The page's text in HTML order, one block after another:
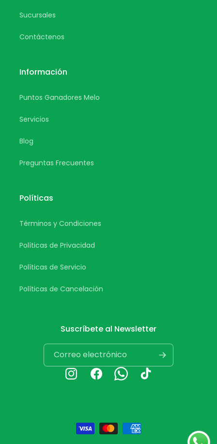
Sucursales
Contáctenos
Información
Puntos Ganadores Melo
Servicios
Blog
Preguntas Frecuentes
Políticas
Términos y Condiciones
Políticas de Privacidad
Políticas de Servicio
Políticas de Cancelación
Suscríbete al Newsletter
Correo electrónico
InstagramFacebookWhatsappTikTok
Formas
de